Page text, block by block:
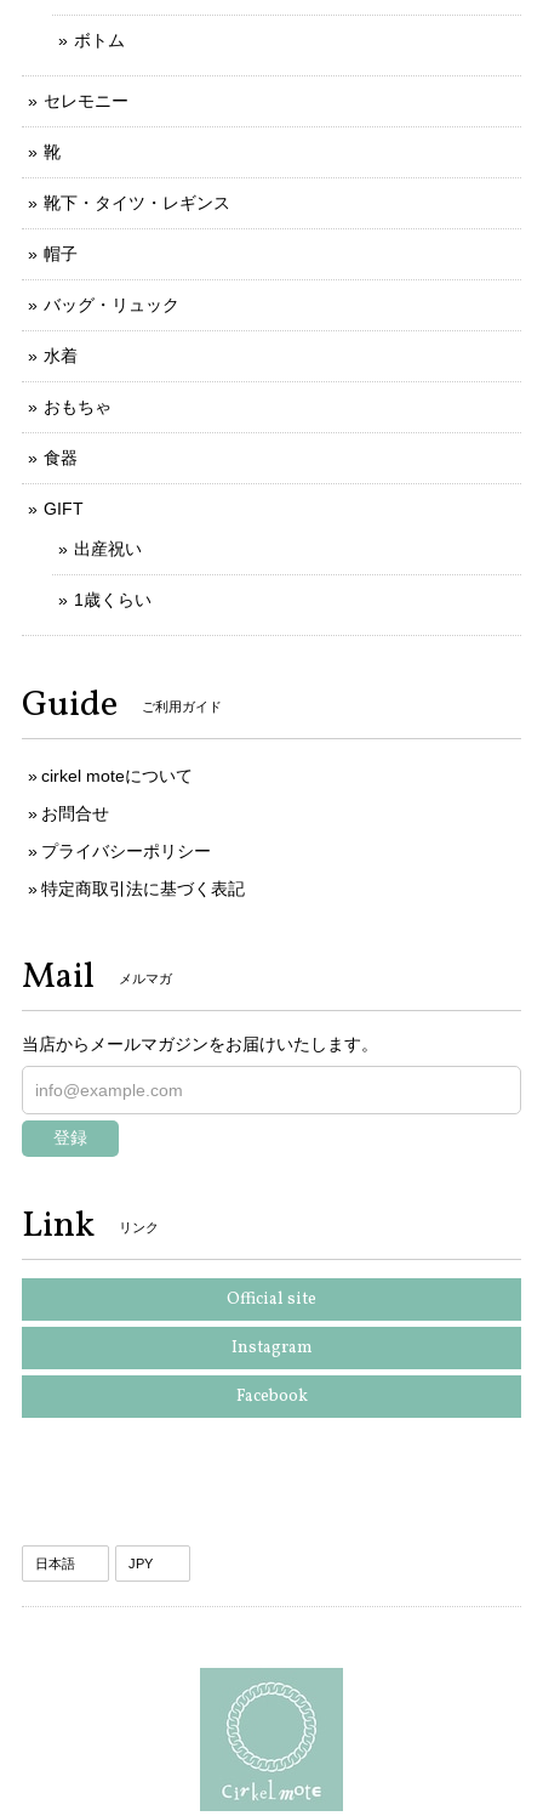
ボトム
セレモニー
靴
靴下・タイツ・レギンス
帽子
バッグ・リュック
水着
おもちゃ
食器
GIFT
出産祝い
1歳くらい
Guide ご利用ガイド
cirkel moteについて
お問合せ
プライバシーポリシー
特定商取引法に基づく表記
Mail メルマガ
当店からメールマガジンをお届けいたします。
登録
Link リンク
Official site
Instagram
Facebook